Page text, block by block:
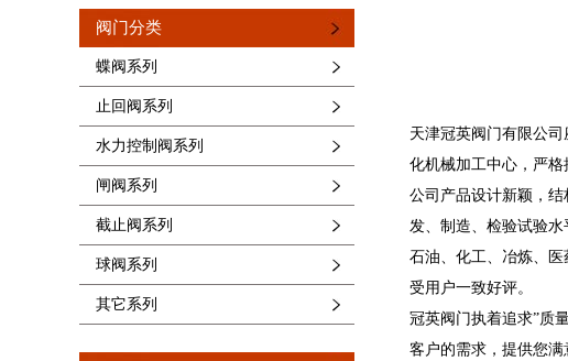
阀门分类
蝶阀系列
止回阀系列
水力控制阀系列
闸阀系列
截止阀系列
球阀系列
其它系列
天津冠英阀门有限公
化机械加工中心，严格
公司产品设计新颖，
发、制造、检验试验
石油、化工、冶炼、
受用户一致好评。
冠英阀门执着追求”质
客户的需求，提供您满